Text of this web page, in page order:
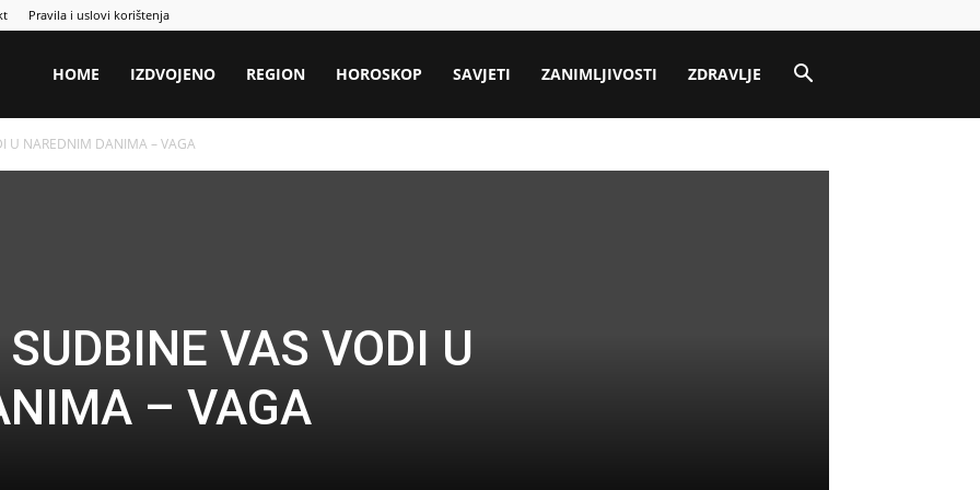
Pravila i uslovi korištenja
HOME IZDVOJENO REGION HOROSKOP SAVJETI ZANIMLJIVOSTI ZDRAVLJE
U NAREDNIM DANIMA – VAGA
VAS VODI U
– VAGA